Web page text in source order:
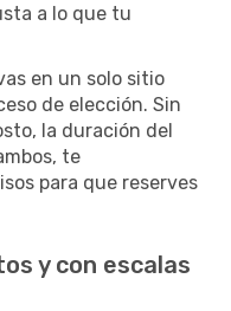
a lo que tu
en un solo sitio
de elección. Sin
la duración del
te
para que reserves
y con escalas